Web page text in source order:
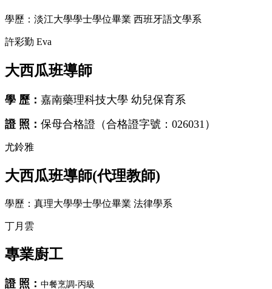
學歷：淡江大學學士學位畢業 西班牙語文學系
許彩勤 Eva
大西瓜班導師
學 歷： 嘉南藥理科技大學 幼兒保育系
證 照： 保母合格證（合格證字號：026031）
尤鈴雅
大西瓜班導師(代理教師)
學歷：真理大學學士學位畢業 法律學系
丁月雲
專業廚工
證 照： 中餐烹調-丙級